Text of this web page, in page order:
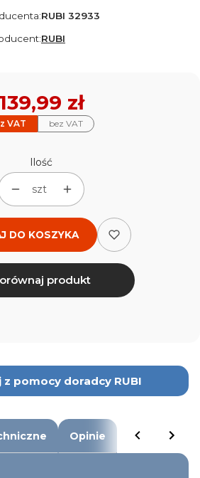
RUBI 32933
RUBI
z VAT bez VAT
Cena
139,99 zł
Ilość
szt
DO KOSZYKA
produkt
pomocy doradcy RUBI
Opinie